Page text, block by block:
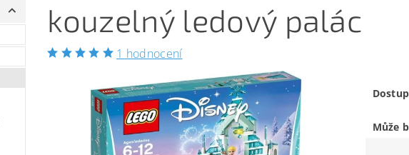
kouzelný ledový palác
1 hodnocení
Může